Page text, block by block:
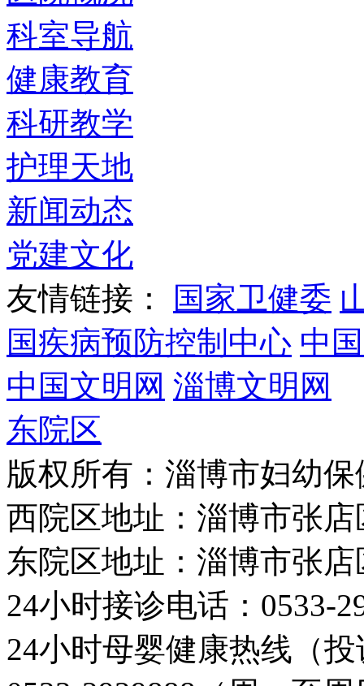
科室导航
健康教育
科研教学
护理天地
新闻动态
党建文化
友情链接：
国家卫健委
国疾病预防控制中心 中
中国文明网 淄博文明网
东院区
版权所有：淄博市妇幼
西院区地址：淄博市张
东院区地址：淄博市张
24小时接诊电话：0533-
24小时母婴健康热线（